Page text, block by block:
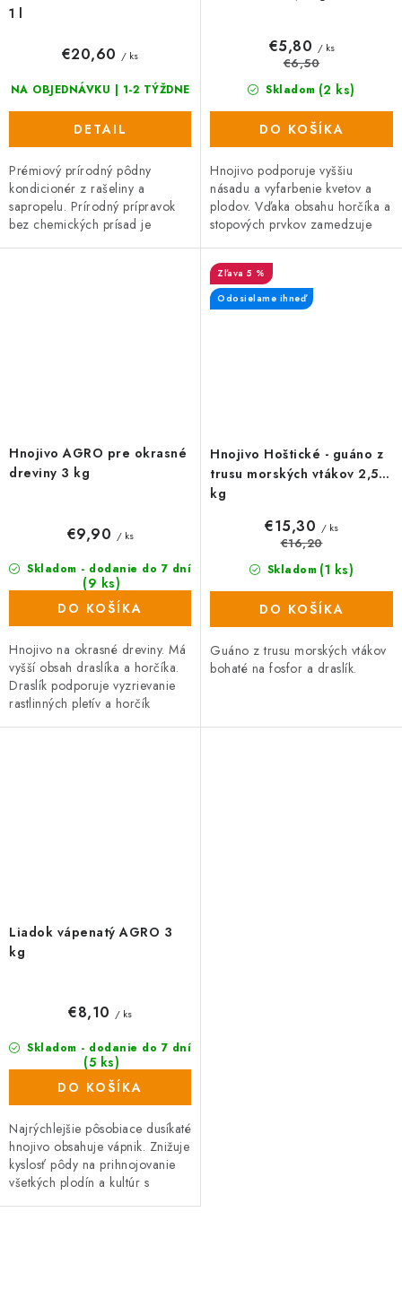
1 l
NA OBJEDNÁVKU | 1-2 TÝŽDNE
€20,60 / ks
DETAIL
Prémiový prírodný pôdny
kondicionér z rašeliny a
sapropelu. Prírodný prípravok
bez chemických prísad je
Skladom (2 ks)
€5,80 / ks
€6,50
DO KOŠÍKA
Hnojivo podporuje vyššiu
násadu a vyfarbenie kvetov a
plodov. Vďaka obsahu horčíka a
stopových prvkov zamedzuje
použitie - ovocie, zelenina,
okrasné...
Hnojivo AGRO pre okrasné
dreviny 3 kg
Skladom - dodanie do 7 dní
(9 ks)
€9,90 / ks
DO KOŠÍKA
Hnojivo na okrasné dreviny. Má
vyšší obsah draslíka a horčíka.
Draslík podporuje vyzrievanie
rastlinných pletív a horčík
Hnojivo Hoštické - guáno z
trusu morských vtákov 2,5
kg
5 %
Odosielame ihneď
Skladom (1 ks)
€15,30 / ks
€16,20
DO KOŠÍKA
Guáno z trusu morských vtákov
bohaté na fosfor a draslík.
Liadok vápenatý AGRO 3
kg
Skladom - dodanie do 7 dní
(5 ks)
€8,10 / ks
DO KOŠÍKA
Najrýchlejšie pôsobiace dusíkaté
hnojivo obsahuje vápnik. Znižuje
kyslosť pôdy na prihnojovanie
všetkých plodín a kultúr s